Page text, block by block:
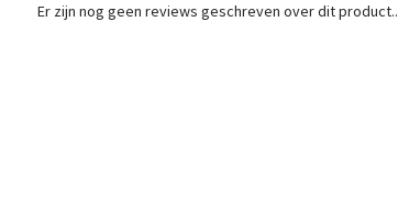
Er zijn nog geen reviews geschreven over dit product..